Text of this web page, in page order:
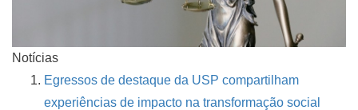
Notícias
Egressos de destaque da USP compartilham
experiências de impacto na transformação social